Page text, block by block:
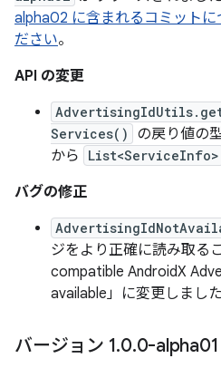
alpha02 に含まれるコミットに
ださい。
API の変更
Services()
の戻り値の
から List<ServiceInfo>
バグの修正
ジをより正確に読み取る
compatible AndroidX
available」に変更しました
バージョン 1.0.0-alpha01